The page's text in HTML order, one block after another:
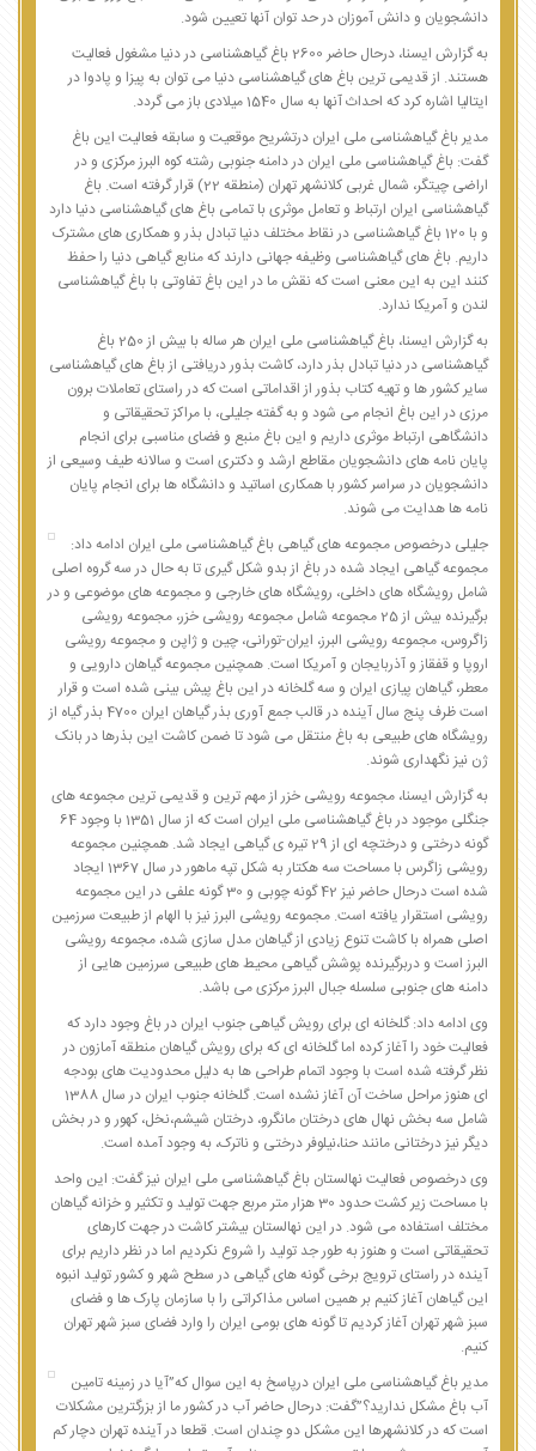
دانشجویان و دانش آموزان در حد توان آنها تعیین شود.
به گزارش ایسنا، درحال حاضر 2600 باغ گیاهشناسی در دنیا مشغول فعالیت
هستند. از قدیمی ترین باغ های گیاهشناسی دنیا می توان به پیزا و پادوا در
ایتالیا اشاره کرد که احداث آنها به سال 1540 میلادی باز می گردد.
مدیر باغ گیاهشناسی ملی ایران درتشریح موقعیت و سابقه فعالیت این باغ
گفت: باغ گیاهشناسی ملی ایران در دامنه جنوبی رشته کوه البرز مرکزی و در
اراضی چیتگر، شمال غربی کلانشهر تهران (منطقه 22) قرار گرفته است. باغ
گیاهشناسی ایران ارتباط و تعامل موثری با تمامی باغ های گیاهشناسی دنیا دارد
و با 120 باغ گیاهشناسی در نقاط مختلف دنیا تبادل بذر و همکاری های مشترک
داریم. باغ های گیاهشناسی وظیفه جهانی دارند که منابع گیاهی دنیا را حفظ
کنند این به این معنی است که نقش ما در این باغ تفاوتی با باغ گیاهشناسی
لندن و آمریکا ندارد.
به گزارش ایسنا، باغ گیاهشناسی ملی ایران هر ساله با بیش از 250 باغ
گیاهشناسی در دنیا تبادل بذر دارد، کاشت بذور دریافتی از باغ های گیاهشناسی
سایر کشور ها و تهیه کتاب بذور از اقداماتی است که در راستای تعاملات برون
مرزی در این باغ انجام می شود و به گفته جلیلی، با مراکز تحقیقاتی و
دانشگاهی ارتباط موثری داریم و این باغ منبع و فضای مناسبی برای انجام
پایان نامه های دانشجویان مقاطع ارشد و دکتری است و سالانه طیف وسیعی از
دانشجویان در سراسر کشور با همکاری اساتید و دانشگاه ها برای انجام پایان
نامه ها هدایت می شوند.
جلیلی درخصوص مجموعه های گیاهی باغ گیاهشناسی ملی ایران ادامه داد:
مجموعه گیاهی ایجاد شده در باغ از بدو شکل گیری تا به حال در سه گروه اصلی
شامل رویشگاه های داخلی، رویشگاه های خارجی و مجموعه های موضوعی و در
برگیرنده بیش از 25 مجموعه شامل مجموعه رویشی خزر، مجموعه رویشی
زاگروس، مجموعه رویشی البرز، ایران-تورانی، چین و ژاپن و مجموعه رویشی
اروپا و قفقاز و آذربایجان و آمریکا است. همچنین مجموعه گیاهان دارویی و
معطر، گیاهان پیازی ایران و سه گلخانه در این باغ پیش بینی شده است و قرار
است ظرف پنج سال آینده در قالب جمع آوری بذر گیاهان ایران 4700 بذر گیاه از
رویشگاه های طبیعی به باغ منتقل می شود تا ضمن کاشت این بذرها در بانک
ژن نیز نگهداری شوند.
به گزارش ایسنا، مجموعه رویشی خزر از مهم ترین و قدیمی ترین مجموعه های
جنگلی موجود در باغ گیاهشناسی ملی ایران است که از سال 1351 با وجود 64
گونه درختی و درختچه ای از 29 تیره ی گیاهی ایجاد شد. همچنین مجموعه
رویشی زاگرس با مساحت سه هکتار به شکل تپه ماهور در سال 1367 ایجاد
شده است درحال حاضر نیز 42 گونه چوبی و 30 گونه علفی در این مجموعه
رویشی استقرار یافته است. مجموعه رویشی البرز نیز با الهام از طبیعت سرزمین
اصلی همراه با کاشت تنوع زیادی از گیاهان مدل سازی شده، مجموعه رویشی
البرز است و دربرگیرنده پوشش گیاهی محیط های طبیعی سرزمین هایی از
دامنه های جنوبی سلسله جبال البرز مرکزی می باشد.
وی ادامه داد: گلخانه ای برای رویش گیاهی جنوب ایران در باغ وجود دارد که
فعالیت خود را آغاز کرده اما گلخانه ای که برای رویش گیاهان منطقه آمازون در
نظر گرفته شده است با وجود اتمام طراحی ها به دلیل محدودیت های بودجه
ای هنوز مراحل ساخت آن آغاز نشده است. گلخانه جنوب ایران در سال 1388
شامل سه بخش نهال های درختان مانگرو، درختان شیشم،نخل، کهور و در بخش
دیگر نیز درختانی مانند حنا،نیلوفر درختی و ناترک، به وجود آمده است.
وی درخصوص فعالیت نهالستان باغ گیاهشناسی ملی ایران نیز گفت: این واحد
با مساحت زیر کشت حدود 30 هزار متر مربع جهت تولید و تکثیر و خزانه گیاهان
مختلف استفاده می شود. در این نهالستان بیشتر کاشت در جهت کارهای
تحقیقاتی است و هنوز به طور جد تولید را شروع نکردیم اما در نظر داریم برای
آینده در راستای ترویج برخی گونه های گیاهی در سطح شهر و کشور تولید انبوه
این گیاهان آغاز کنیم بر همین اساس مذاکراتی را با سازمان پارک ها و فضای
سبز شهر تهران آغاز کردیم تا گونه های بومی ایران را وارد فضای سبز شهر تهران
کنیم.
مدیر باغ گیاهشناسی ملی ایران درپاسخ به این سوال که”آیا در زمینه تامین
آب باغ مشکل ندارید؟”گفت: درحال حاضر آب در کشور ما از بزرگترین مشکلات
است که در کلانشهرها این مشکل دو چندان است. قطعا در آینده تهران دچار کم